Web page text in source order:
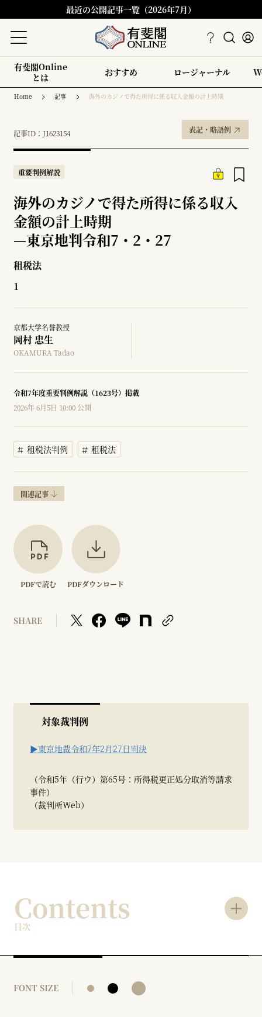
最近の公開記事一覧（2026年7月）
有斐閣Online
とは
おすすめ ロージャーナル
Home 記事 海外のカジノで得た所得に係る収入金額の計上時期
記事ID：J1623154 表記・略語例
重要判例解説
海外のカジノで得た所得に係る収入
金額の計上時期
—東京地判令和7・2・27
租税法
1
京都大学名誉教授
岡村 忠生
OKAMURA Tadao
令和7年度重要判例解説（1623号）掲載
2026年 6月5日 10:00 公開
租税法判例 租税法
関連記事
PDFで読む PDFダウンロード
SHARE
対象裁判例
▶東京地裁令和7年2月27日判決
（令和5年（行ウ）第65号：所得税更正処分取消等請求
事件）
（裁判所Web）
Contents
目次
FONT SIZE